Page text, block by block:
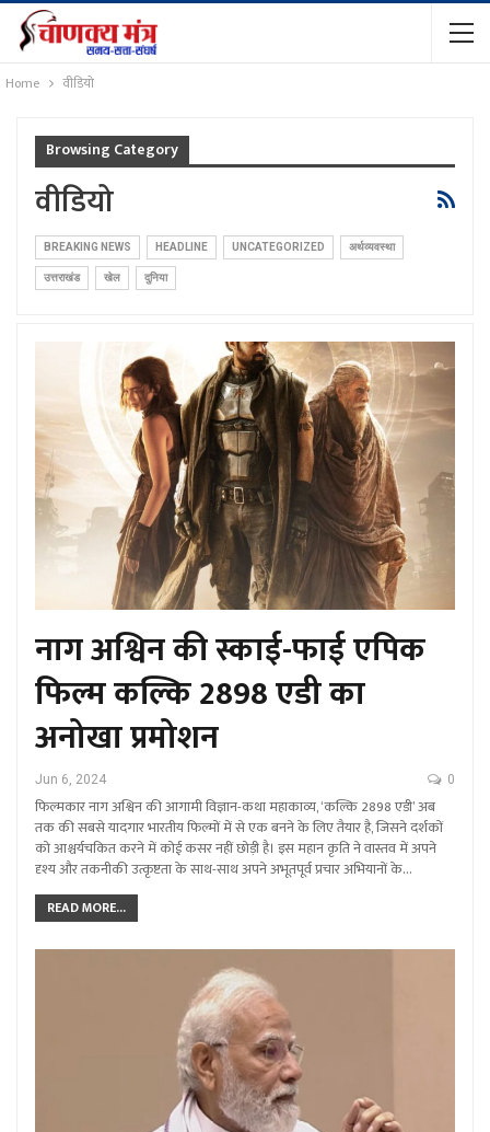
Home वीडियो
Browsing Category
वीडियो
BREAKING NEWS HEADLINE UNCATEGORIZED अर्थव्यवस्था
उत्तराखंड खेल दुनिया
नाग अश्विन की स्काई-फाई एपिक
फिल्म कल्कि 2898 एडी का
अनोखा प्रमोशन
Jun 6, 2024 0
फिल्मकार नाग अश्विन की आगामी विज्ञान-कथा महाकाव्य, ‘कल्कि 2898 एडी’ अब
तक की सबसे यादगार भारतीय फिल्मों में से एक बनने के लिए तैयार है, जिसने दर्शकों
को आश्चर्यचकित करने में कोई कसर नहीं छोड़ी है। इस महान कृति ने वास्तव में अपने
दृश्य और तकनीकी उत्कृष्टता के साथ-साथ अपने अभूतपूर्व प्रचार अभियानों के…
READ MORE...